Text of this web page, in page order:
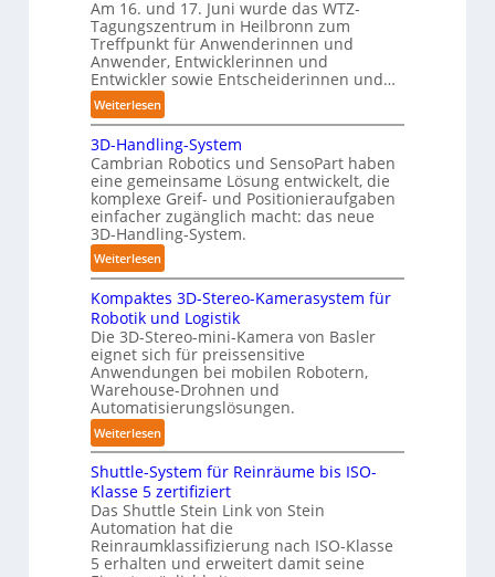
n
n
p
e
r
C
o
b
o
t
b
e
s
t
ä
n
d
i
g
e
P
o
l
y
m
e
r
l
a
g
e
ü
r
T
a
Am 16. und 17. Juni wurde das WTZ-
Tagungszentrum in Heilbronn zum
Treffpunkt für Anwenderinnen und
Anwender, Entwicklerinnen und
Entwickler sowie Entscheiderinnen und…
Weiterlesen:
A
u
t
o
m
a
t
i
s
i
e
r
u
n
g
s
r
e
f
f
2
3D-Handling-System
Cambrian Robotics und SensoPart haben
eine gemeinsame Lösung entwickelt, die
komplexe Greif- und Positionieraufgaben
einfacher zugänglich macht: das neue
3D-Handling-System.
Weiterlesen:
3
D
-
H
a
n
d
l
i
n
g
-
S
y
s
Kompaktes 3D-Stereo-Kamerasystem für
Robotik und Logistik
Die 3D-Stereo-mini-Kamera von Basler
eignet sich für preissensitive
Anwendungen bei mobilen Robotern,
Warehouse-Drohnen und
Automatisierungslösungen.
Weiterlesen:
K
o
m
p
a
k
Shuttle-System für Reinräume bis ISO-
Klasse 5 zertifiziert
Das Shuttle Stein Link von Stein
Automation hat die
Reinraumklassifizierung nach ISO-Klasse
5 erhalten und erweitert damit seine